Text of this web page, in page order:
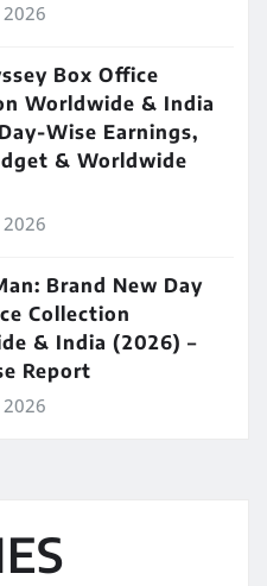
Box Office
Worldwide & India
Wise Earnings,
& Worldwide
Brand New Day
Collection
& India (2026) –
Report